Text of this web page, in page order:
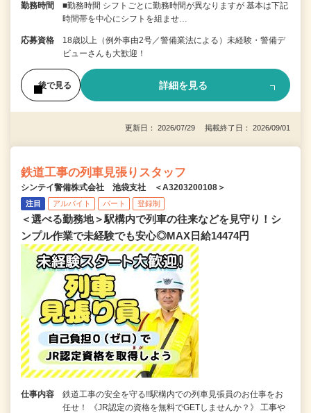
勤務時間
■勤務時間 シフトごとに勤務時間が異なりますが 基本は下記
時間帯を中心にシフトを組ませ…
応募資格
18歳以上（例外事由2号／警備業法による）未経験・警備デ
ビューさんも大歓迎！
後で見る 詳細を見る
更新日： 2026/07/29 掲載終了日： 2026/09/01
鉄道工事の列車見張りスタッフ
シンテイ警備株式会社 池袋支社 ＜A3203200108＞
注目 アルバイト パート 登録制
＜選べる勤務地＞駅構内で列車の往来などを見守り！シ
ンプル作業で未経験でも安心◎MAX日給14474円
仕事内容
鉄道工事の安全を守る!!駅構内での列車見張員のお仕事をお
任せ！ 《JR認定の資格を無料でGETしませんか？》 工事や